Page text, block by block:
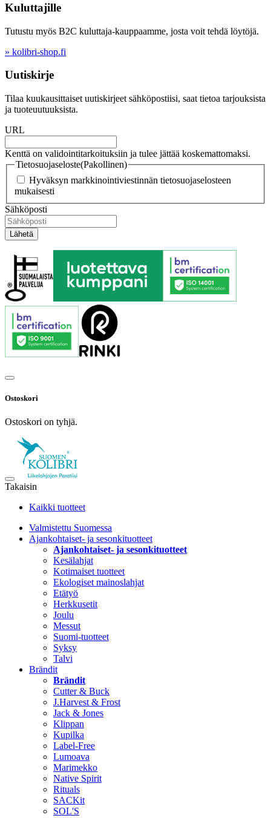
Kuluttajille
Tutustu myös B2C kuluttaja-kauppaamme, josta voit tehdä löytöjä.
» kolibri-shop.fi
Uutiskirje
Tilaa kuukausittaiset uutiskirjeet sähköpostiisi, saat tietoa tarjouksista
ja tuoteuutuuksista.
URL
Kenttä on validointitarkoituksiin ja tulee jättää koskemattomaksi.
Tietosuojaseloste(Pakollinen)
Hyväksyn markkinointiviestinnän tietosuojaselosteen
mukaisesti
Sähköposti
Ostoskori
Ostoskori on tyhjä.
Takaisin
Kaikki tuotteet
Valmistettu Suomessa
Ajankohtaiset- ja sesonkituotteet
Ajankohtaiset- ja sesonkituotteet
Kesälahjat
Kotimaiset tuotteet
Ekologiset mainoslahjat
Etätyö
Herkkusetit
Joulu
Messut
Suomi-tuotteet
Syksy
Talvi
Brändit
Brändit
Cutter & Buck
J.Harvest & Frost
Jack & Jones
Klippan
Kupilka
Label-Free
Lumoava
Marimekko
Native Spirit
Rituals
SACKit
SOL'S